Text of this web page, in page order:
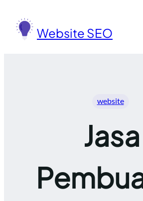
konten
Website SEO
website
Jasa